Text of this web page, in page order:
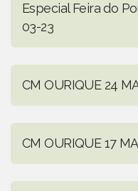
Especial Feira do
03-23
CM OURIQUE 24
CM OURIQUE 17